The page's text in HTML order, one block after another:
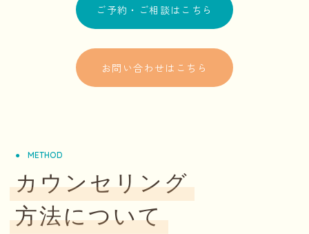
ご予約・ご相談はこちら
お問い合わせはこちら
METHOD
カウンセリング
方法について